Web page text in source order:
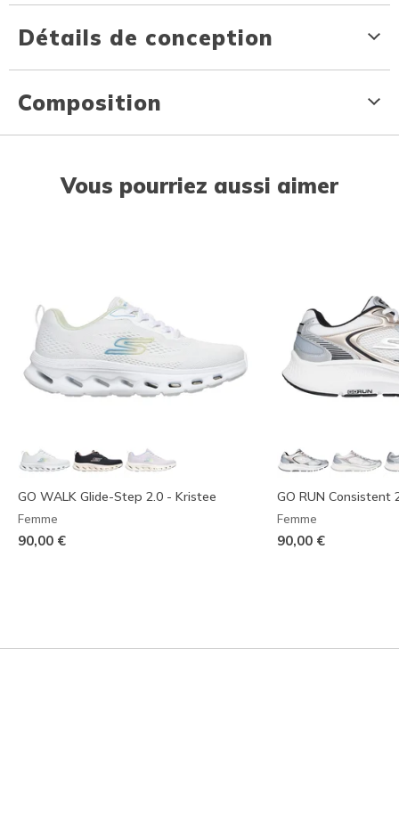
Détails de conception
Composition
Vous pourriez aussi aimer
GO WALK Glide-Step 2.0 - Kristee
Femme
90,00 €
GO RUN Consistent
Femme
90,00 €